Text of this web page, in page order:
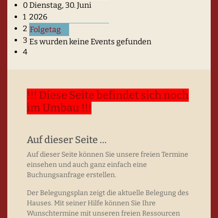
0
1
2
3
4
Dienstag, 30. Juni
2026
Folgetag
Es wurden keine Events gefunden
!!! Diese Seite befindet sich noch
im Umbau !!!
Auf dieser Seite …
Auf dieser Seite können Sie unsere freien Termine
einsehen und auch ganz einfach eine
Buchungsanfrage erstellen.
Der Belegungsplan zeigt die aktuelle Belegung des
Hauses. Mit seiner Hilfe können Sie Ihre
Wunschtermine mit unseren freien Ressourcen